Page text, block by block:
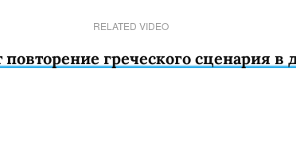
RELATED VIDEO
греческого сценария в